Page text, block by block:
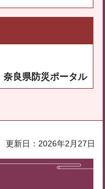
奈良県防災ポータル
更新日：2026年2月27日